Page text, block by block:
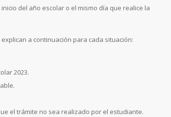
del año escolar o el mismo día que realice la
a continuación para cada situación:
2023.
el trámite no sea realizado por el estudiante.